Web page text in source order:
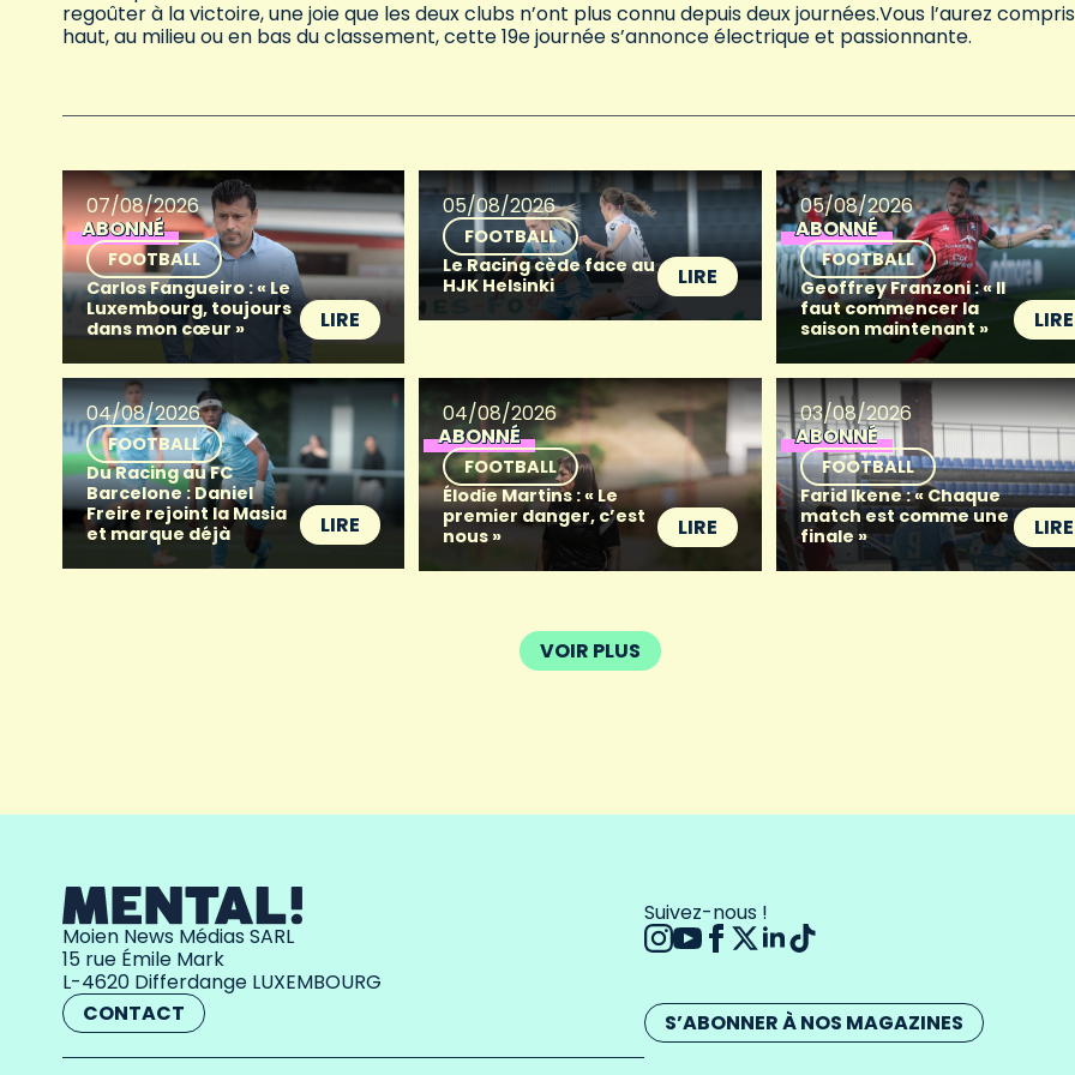
regoûter à la victoire, une joie que les deux clubs n’ont plus connu depuis deux journées.Vous l’aurez
haut, au milieu ou en bas du classement, cette 19e journée s’annonce électrique et passionnante.
07/08/2026
ABONNÉ
FOOTBALL
Carlos Fangueiro : « Le
Luxembourg, toujours
dans mon cœur »
LIRE
05/08/2026
FOOTBALL
Le Racing cède face au
HJK Helsinki
LIRE
05/08/2026
ABONNÉ
FOOTBALL
Geoffrey Franzoni : « Il
faut commencer la
saison maintenant »
LIRE
04/08/2026
FOOTBALL
Du Racing au FC
Barcelone : Daniel
Freire rejoint la Masia
et marque déjà
LIRE
04/08/2026
ABONNÉ
FOOTBALL
Élodie Martins : « Le
premier danger, c’est
nous »
LIRE
03/08/2026
ABONNÉ
FOOTBALL
Farid Ikene : « Chaque
match est comme une
finale »
LIRE
VOIR PLUS
Moien News Médias SARL
15 rue Émile Mark
L-4620 Differdange LUXEMBOURG
CONTACT
Suivez-nous !
S’ABONNER À NOS MAGAZINES